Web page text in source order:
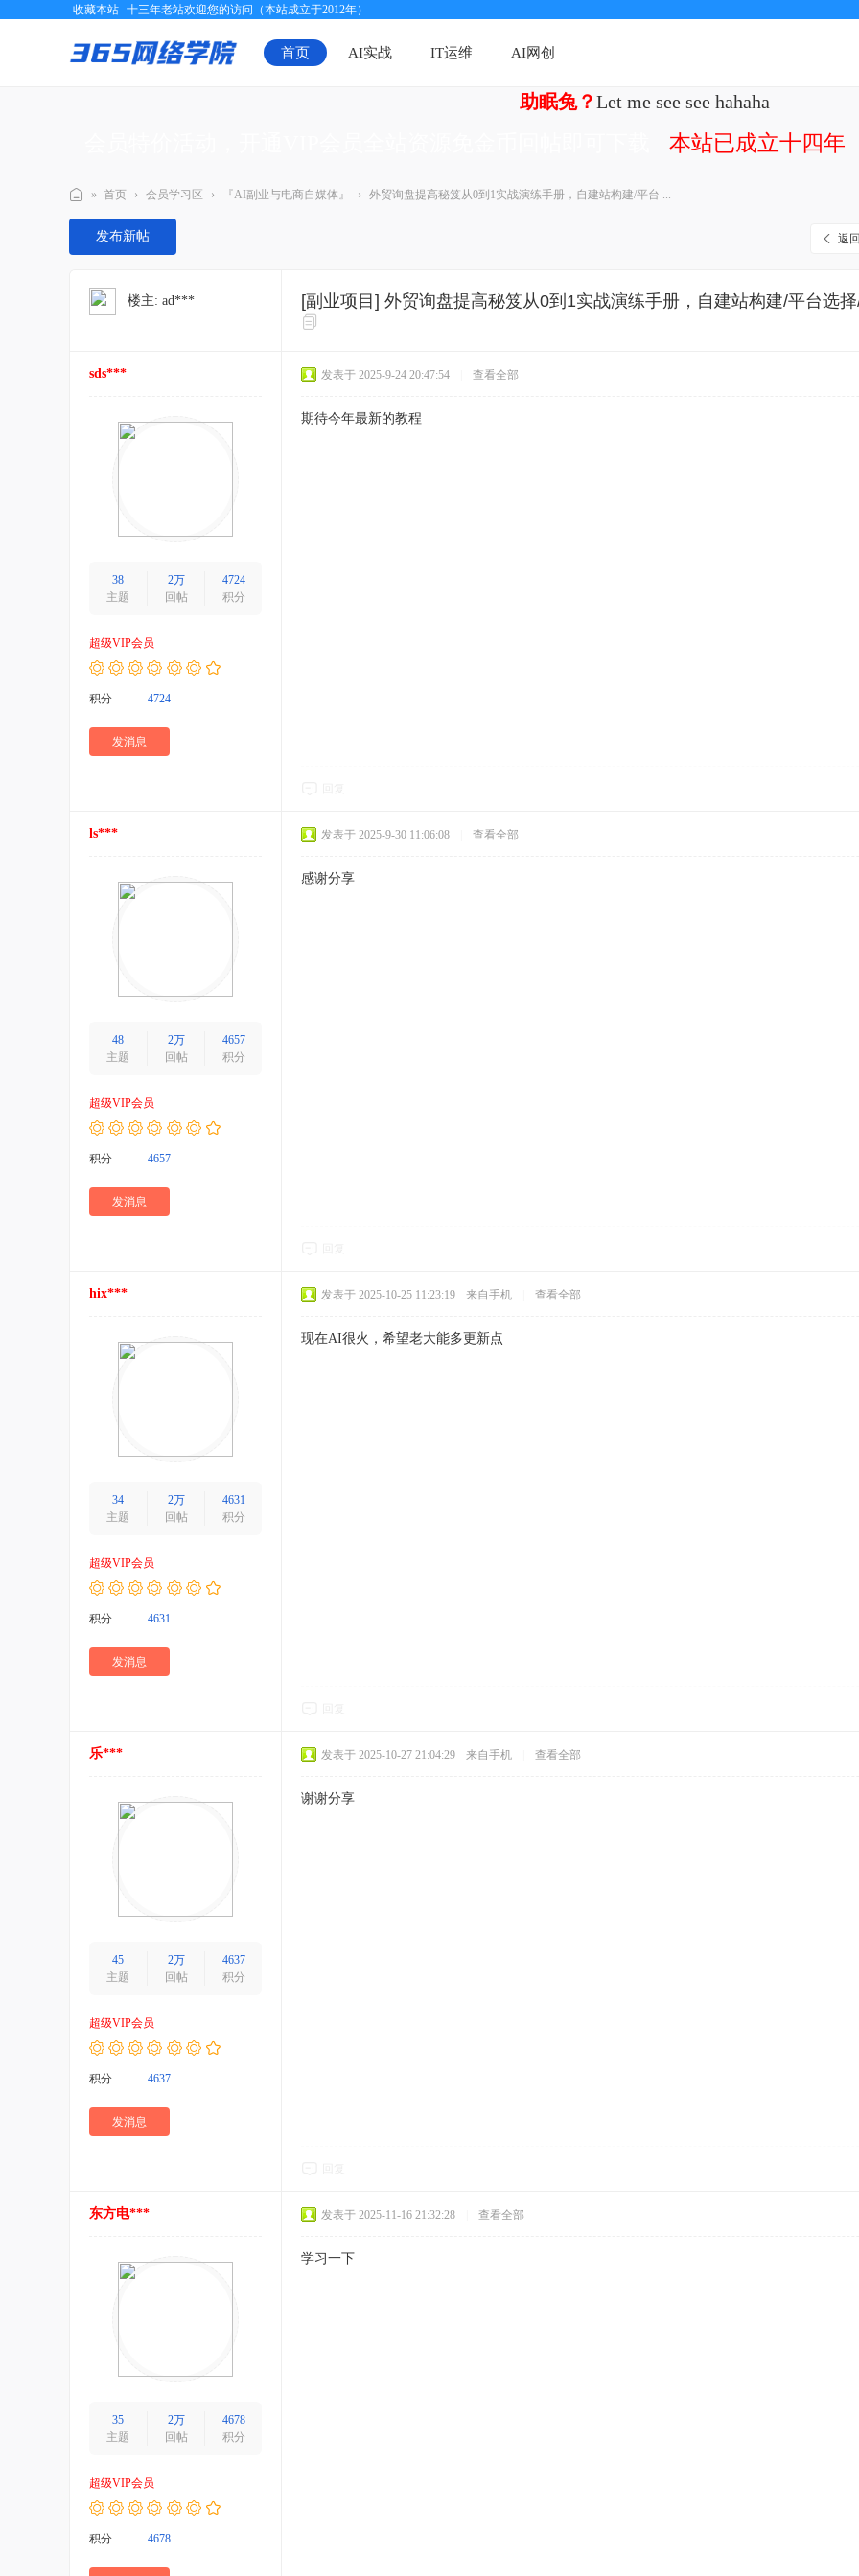
收藏本站 十三年老站欢迎您的访问（本站成立于2012年）
首页 AI实战 IT运维 AI网创
助眠兔？Let me see see hahaha
本站已成立十四年
三
六
» 首页 › 会员学习区 › 『AI副业与电商自媒体』 › 外贸询盘提高秘笈从0到1实战演练手册，自建站构建/平台 ...
返
发布新帖
楼主: ad*** [副业项目] 外贸询盘提高秘笈从0到1实战演练手册，自建站构建/平台选
sds***
38
主题
2万
回帖
4724
积分
超级VIP会员
积分 4724
发消息
发表于 2025-9-24 20:47:54 查看全部
期待今年最新的教程
ls***
48
主题
2万
回帖
4657
积分
超级VIP会员
积分 4657
发消息
发表于 2025-9-30 11:06:08 查看全部
感谢分享
hix***
34
主题
2万
回帖
4631
积分
超级VIP会员
积分 4631
发消息
发表于 2025-10-25 11:23:19 来自手机 查看全部
现在AI很火，希望老大能多更新点
乐***
45
主题
2万
回帖
4637
积分
超级VIP会员
积分 4637
发消息
发表于 2025-10-27 21:04:29 来自手机 查看全部
谢谢分享
东方电***
35
主题
2万
回帖
4678
积分
超级VIP会员
积分 4678
发表于 2025-11-16 21:32:28 查看全部
学习一下